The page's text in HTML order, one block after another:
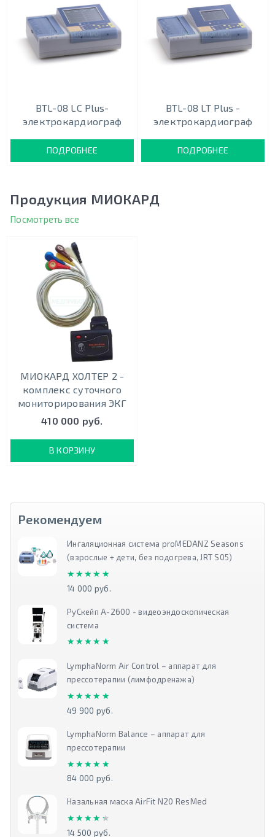
BTL-08 LC Plus-
электрокардиограф
ПОДРОБНЕЕ
BTL-08 LT Plus -
электрокардиограф
ПОДРОБНЕЕ
Продукция МИОКАРД
Посмотреть все
МИОКАРД ХОЛТЕР 2 -
комплекс суточного
мониторирования ЭКГ
410 000 руб.
В КОРЗИНУ
Рекомендуем
Ингаляционная система proMEDANZ Seasons
(взрослые + дети, без подогрева, JRT S05)
★★★★★
★★★★★
14 000 руб.
РуСкейп А-2600 - видеоэндоскопическая
система
★★★★★
★★★★★
LymphaNorm Air Control – аппарат для
прессотерапии (лимфодренажа)
★★★★★
★★★★★
49 900 руб.
LymphaNorm Balance – аппарат для
прессотерапии
★★★★★
★★★★★
84 000 руб.
Назальная маска AirFit N20 ResMed
★★★★★
★★★★★
14 500 руб.